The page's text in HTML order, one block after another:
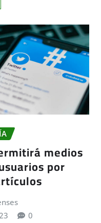
medios
por
0